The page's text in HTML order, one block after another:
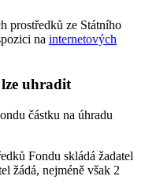
prostředků ze Státního
na internetových
uhradit
částku na úhradu
Fondu skládá žadatel
žádá, nejméně však 2